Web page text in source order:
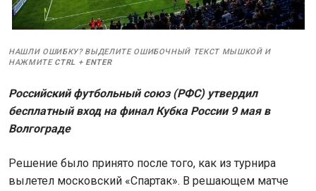
НАШЛИ ОШИБКУ? ВЫДЕЛИТЕ ОШИБОЧНЫЙ ТЕКСТ МЫШКОЙ И
НАЖМИТЕ CTRL + ENTER
Российский футбольный союз (РФС) утвердил
бесплатный вход на финал Кубка России 9 мая в
Волгограде
Решение было принято после того, как из турнира
вылетел московский «Спартак». В решающем матче